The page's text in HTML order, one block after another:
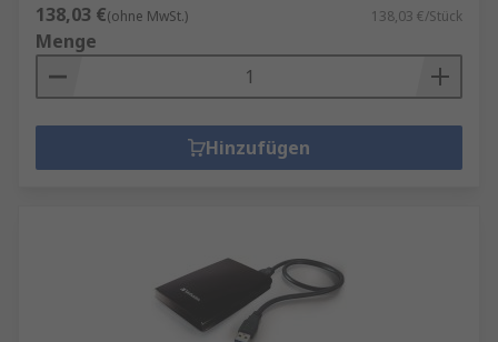
138,03 €(ohne MwSt.) 138,03 €/Stück
Menge
Hinzufügen